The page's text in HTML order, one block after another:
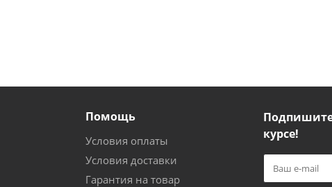
Помощь
Условия оплаты
Условия доставки
Гарантия на товар
курсе!